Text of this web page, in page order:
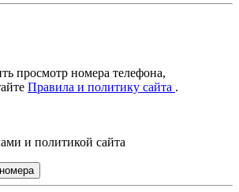
просмотр номера телефона,
Правила и политику сайта .
и политикой сайта